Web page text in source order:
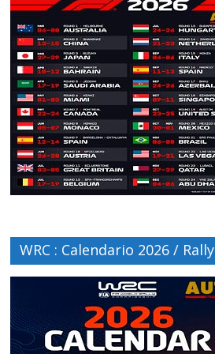
WRC : Calendario 2026 / Rally